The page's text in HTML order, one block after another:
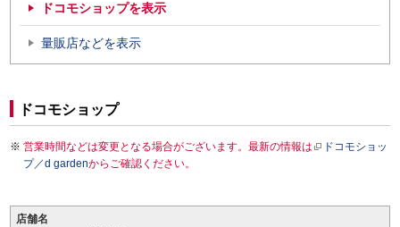
ドコモショップを表示
量販店などを表示
ドコモショップ
営業時間などは変更となる場合がございます。最新の情報は
ドコモショッ
プ／d gardenからご確認ください。
店舗名